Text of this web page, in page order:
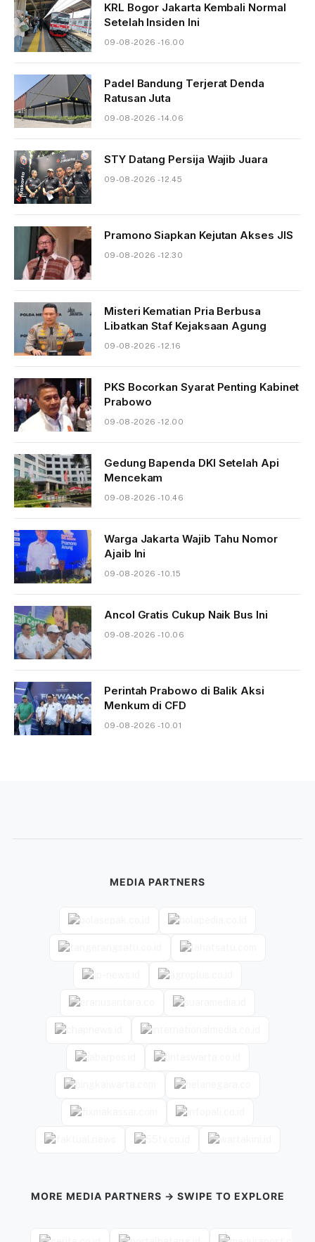
KRL Bogor Jakarta Kembali Normal
Setelah Insiden Ini
09-08-2026 - 16.00
Padel Bandung Terjerat Denda
Ratusan Juta
09-08-2026 - 14.06
STY Datang Persija Wajib Juara
09-08-2026 - 12.45
Pramono Siapkan Kejutan Akses JIS
09-08-2026 - 12.30
Misteri Kematian Pria Berbusa
Libatkan Staf Kejaksaan Agung
09-08-2026 - 12.16
PKS Bocorkan Syarat Penting Kabinet
Prabowo
09-08-2026 - 12.00
Gedung Bapenda DKI Setelah Api
Mencekam
09-08-2026 - 10.46
Warga Jakarta Wajib Tahu Nomor
Ajaib Ini
09-08-2026 - 10.15
Ancol Gratis Cukup Naik Bus Ini
09-08-2026 - 10.06
Perintah Prabowo di Balik Aksi
Menkum di CFD
09-08-2026 - 10.01
MEDIA PARTNERS
MORE MEDIA PARTNERS → SWIPE TO EXPLORE